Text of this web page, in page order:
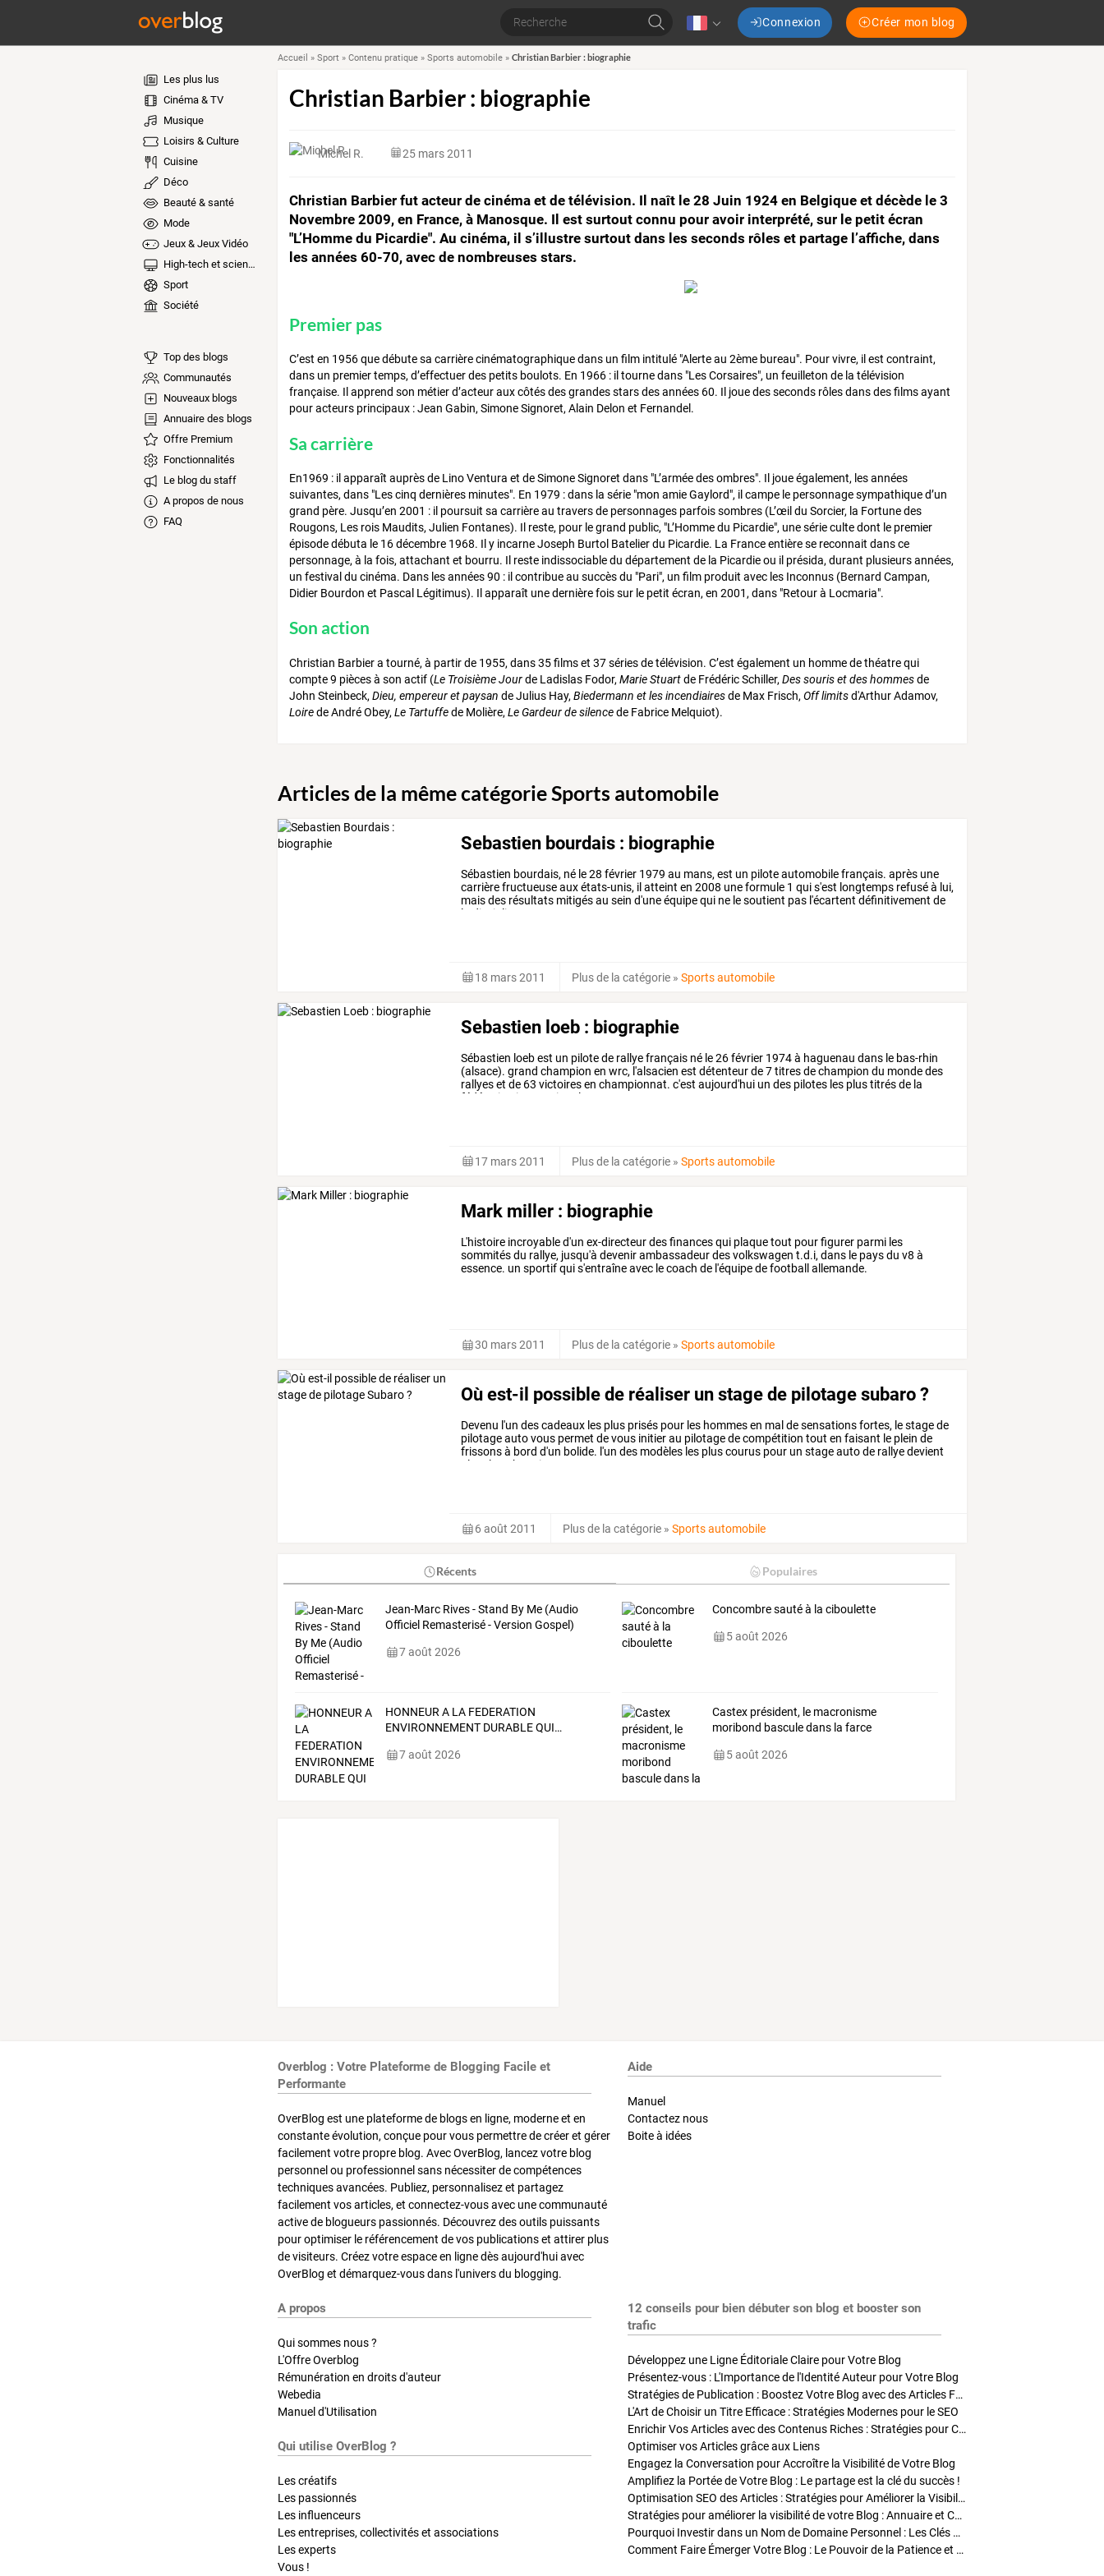
Connexion Créer mon blog
Les plus lus
Cinéma & TV
Musique
Loisirs & Culture
Cuisine
Déco
Beauté & santé
Mode
Jeux & Jeux Vidéo
High-tech et sciences
Sport
Société
Top des blogs
Communautés
Nouveaux blogs
Annuaire des blogs
Offre Premium
Fonctionnalités
Le blog du staff
A propos de nous
FAQ
Accueil » Sport» Contenu pratique» Sports automobile» Christian Barbier : biographie
Christian Barbier : biographie
Michel R. 25 mars 2011
Christian Barbier fut acteur de cinéma et de télévision. Il naît le 28 Juin 1924 en Belgique et décède le 3
Novembre 2009, en France, à Manosque. Il est surtout connu pour avoir interprété, sur le petit écran
"L’Homme du Picardie". Au cinéma, il s’illustre surtout dans les seconds rôles et partage l’affiche, dans
les années 60-70, avec de nombreuses stars.
Premier pas
C’est en 1956 que débute sa carrière cinématographique dans un film intitulé "Alerte au 2ème bureau". Pour vivre, il est contraint,
dans un premier temps, d’effectuer des petits boulots. En 1966 : il tourne dans "Les Corsaires", un feuilleton de la télévision
française. Il apprend son métier d’acteur aux côtés des grandes stars des années 60. Il joue des seconds rôles dans des films ayant
pour acteurs principaux : Jean Gabin, Simone Signoret, Alain Delon et Fernandel.
Sa carrière
En1969 : il apparaît auprès de Lino Ventura et de Simone Signoret dans "L’armée des ombres". Il joue également, les années
suivantes, dans "Les cinq dernières minutes". En 1979 : dans la série "mon amie Gaylord", il campe le personnage sympathique d’un
grand père. Jusqu’en 2001 : il poursuit sa carrière au travers de personnages parfois sombres (L’œil du Sorcier, la Fortune des
Rougons, Les rois Maudits, Julien Fontanes). Il reste, pour le grand public, "L’Homme du Picardie", une série culte dont le premier
épisode débuta le 16 décembre 1968. Il y incarne Joseph Burtol Batelier du Picardie. La France entière se reconnait dans ce
personnage, à la fois, attachant et bourru. Il reste indissociable du département de la Picardie ou il présida, durant plusieurs années,
un festival du cinéma. Dans les années 90 : il contribue au succès du "Pari", un film produit avec les Inconnus (Bernard Campan,
Didier Bourdon et Pascal Légitimus). Il apparaît une dernière fois sur le petit écran, en 2001, dans "Retour à Locmaria".
Son action
Christian Barbier a tourné, à partir de 1955, dans 35 films et 37 séries de télévision. C’est également un homme de théatre qui
compte 9 pièces à son actif (Le Troisième Jourde Ladislas Fodor, Marie Stuartde Frédéric Schiller, Des souris et des hommesde
John Steinbeck, Dieu, empereur et paysan de Julius Hay, Biedermann et les incendiairesde Max Frisch, Off limitsd'Arthur Adamov,
Loirede André Obey, Le Tartuffede Molière, Le Gardeur de silencede Fabrice Melquiot).
Articles de la même catégorie Sports automobile
Sebastien bourdais : biographie
Sébastien bourdais, né le28 février 1979 au mans, est un piloteautomobilefrançais. après une
carrièrefructueuseauxétats-unis, il atteint en 2008 uneformule 1 quis'est longtemps refuséà lui,
maisdes résultats mitigésau sein d'uneéquipequi ne lesoutient pas l'écartent définitivement de
la
discipline
18 mars 2011 Plus de la catégorie »Sports automobile
Sebastien loeb : biographie
Sébastien loebest un pilotede rallyefrançais né le26février 1974à haguenau dans le bas-rhin
(alsace). grand champion en wrc, l'alsacien est détenteurde7titresdechampion du mondedes
rallyeset de 63 victoiresen championnat. c'est aujourd'hui un des pilotes les plustitrésde la
fédération
internationale
17 mars 2011 Plus de la catégorie »Sports automobile
Mark miller : biographie
L'histoire incroyable d'un ex-directeur des finances qui plaque tout pour figurer parmi les
sommités du rallye, jusqu'à devenir ambassadeur des volkswagen t.d.i, dans le pays du v8 à
essence. un sportif qui s'entraîne avec le coach de l'équipe de football allemande.
30 mars 2011 Plus de la catégorie »Sports automobile
Où est-il possible de réaliser un stage de pilotage subaro ?
Devenu l'un des cadeaux les plus prisés pour les hommes en mal de sensations fortes, le stage de
pilotage auto vous permet de vous initier au pilotage de compétition tout en faisant le plein de
frissons à bord d'un bolide. l'un des modèles les plus courus pour un stage auto de rallye devient
alors la subaru impreza.
6 août 2011 Plus de la catégorie »Sports automobile
Récents Populaires
Jean-Marc Rives - Stand By Me (Audio
Officiel Remasterisé - Version Gospel)
7 août 2026
Concombre sauté à la ciboulette
5 août 2026
HONNEURALAFEDERATION
ENVIRONNEMENTDURABLEQUI…
7 août 2026
Castex président, le macronisme
moribond bascule dans la farce
5 août 2026
Overblog : Votre Plateforme de Blogging Facile et
Performante
OverBlog est une plateforme de blogs en ligne, moderne et en
constante évolution, conçue pour vous permettre de créer et gérer
facilement votre propre blog. Avec OverBlog, lancez votre blog
personnel ou professionnel sans nécessiter de compétences
techniques avancées. Publiez, personnalisez et partagez
facilement vos articles, et connectez-vous avec une communauté
active de blogueurs passionnés. Découvrez des outils puissants
pour optimiser le référencement de vos publications et attirer plus
de visiteurs. Créez votre espace en ligne dès aujourd'hui avec
OverBlog et démarquez-vous dans l'univers du blogging.
Aide
Manuel
Contactez nous
Boite à idées
A propos
Qui sommes nous ?
L'Offre Overblog
Rémunération en droits d'auteur
Webedia
Manuel d'Utilisation
Qui utilise OverBlog ?
Les créatifs
Les passionnés
Les influenceurs
Les entreprises, collectivités et associations
Les experts
Vous !
12 conseils pour bien débuter son blog et booster son
trafic
Développez une Ligne Éditoriale Claire pour Votre Blog
Présentez-vous : L'Importance de l'Identité Auteur pour Votre Blog
Stratégies de Publication : Boostez Votre Blog avec des Articles Fréquents et Exclusifs
L'Art de Choisir un Titre Efficace : Stratégies Modernes pour le SEO
Enrichir Vos Articles avec des Contenus Riches : Stratégies pour Captiver et Optimiser
Optimiser vos Articles grâce aux Liens
Engagez la Conversation pour Accroître la Visibilité de Votre Blog
Amplifiez la Portée de Votre Blog : Le partage est la clé du succès !
Optimisation SEO des Articles : Stratégies pour Améliorer la Visibilité de Votre Blog
Stratégies pour améliorer la visibilité de votre Blog : Annuaire et Collaborations
Pourquoi Investir dans un Nom de Domaine Personnel : Les Clés de la Réussite de Votre Blog
Comment Faire Émerger Votre Blog : Le Pouvoir de la Patience et de la Persévérance